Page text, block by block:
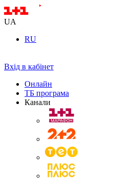
UA
RU
Вхід в кабінет
Онлайн
ТБ програма
Канали